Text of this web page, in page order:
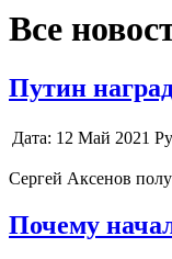
Все
Путин
Дата: 12 Май 2021
Сергей Аксенов
Почему